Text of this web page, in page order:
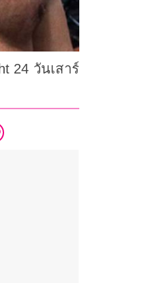
24 วันเสาร์